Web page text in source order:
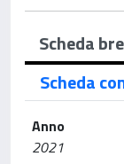
Scheda
Scheda
Anno
2021